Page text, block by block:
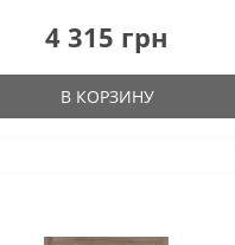
4 315 грн
В КОРЗИНУ